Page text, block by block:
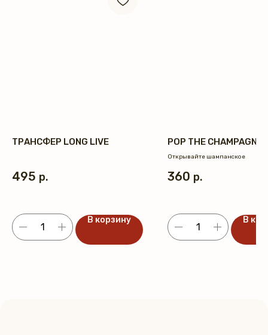
ТРАНСФЕР LONG LIVE
495 р.
В корзину
POP THE CHAMPAGNE
Открывайте шампанское
360 р.
В